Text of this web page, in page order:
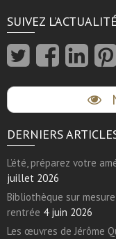
SUIVEZ
DERNIERS
L’été, préparez votre
juillet 2026
Bibliothèque sur
rentrée 4 juin 2026
Les œuvres de Jérôme